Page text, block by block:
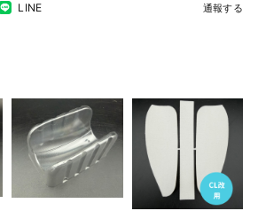
LINE 通報する